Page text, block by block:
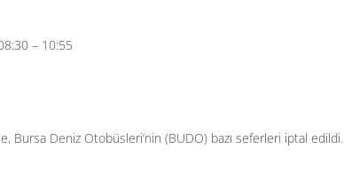
– 10:55
Bursa Deniz Otobüsleri’nin (BUDO) bazı seferleri iptal edildi.